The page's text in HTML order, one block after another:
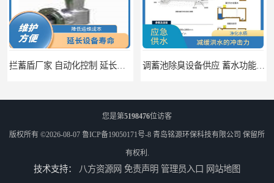
您是第5198476位访客
版权所有 ©2026-08-07 鲁ICP备19050171号-8 青岛铭源环保科技有限公司 保留所
有权利.
技术支持： 八方资源网 免责声明 管理员入口 网站地图